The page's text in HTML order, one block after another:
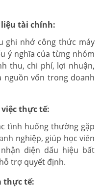
tài chính:
ghi nhớ công thức máy
ý nghĩa của từng nhóm
thu, chi phí, lợi nhuận,
nguồn vốn trong doanh
việc thực tế:
tình huống thường gặp
nghiệp, giúp học viên
diện dấu hiệu bất
trợ quyết định.
thực tế: